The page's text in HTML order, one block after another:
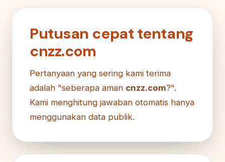
Putusan cepat tentang
cnzz.com
Pertanyaan yang sering kami terima
adalah "seberapa aman cnzz.com?".
Kami menghitung jawaban otomatis hanya
menggunakan data publik.